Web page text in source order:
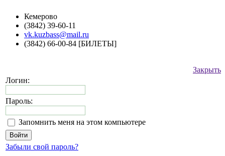
Кемерово
(3842) 39-60-11
vk.kuzbass@mail.ru
(3842) 66-00-84 [БИЛЕТЫ]
Закрыть
Логин:
Пароль:
Запомнить меня на этом компьютере
Забыли свой пароль?